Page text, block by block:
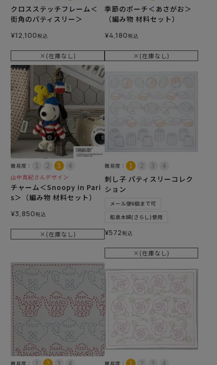
クロスステッチフレーム＜
街角のパティスリー＞
¥12,100税込
×(在庫なし)
季節のポーチ＜あさがお＞
（編み物 材料セット）
¥4,180税込
×(在庫なし)
難易度：
山中真紀さんデザイン
チャーム＜Snoopy in Pari
s＞（編み物 材料セット）
¥3,850税込
×(在庫なし)
難易度：
刺し子 パティスリーコレク
ション
メール便6個まで可
和泉木綿(さらし)使用
¥572税込
×(在庫なし)
難易度： 難易度：